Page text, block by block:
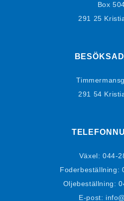
Box
291 25
291 54
Växel:044-
Foderbeställning:
Oljebeställning:
E-post: